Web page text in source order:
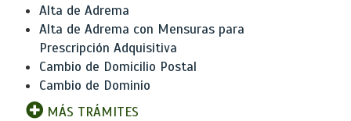
Alta de Adrema
Alta de Adrema con Mensuras para
Prescripción Adquisitiva
Cambio de Domicilio Postal
Cambio de Dominio
MÁS TRÁMITES